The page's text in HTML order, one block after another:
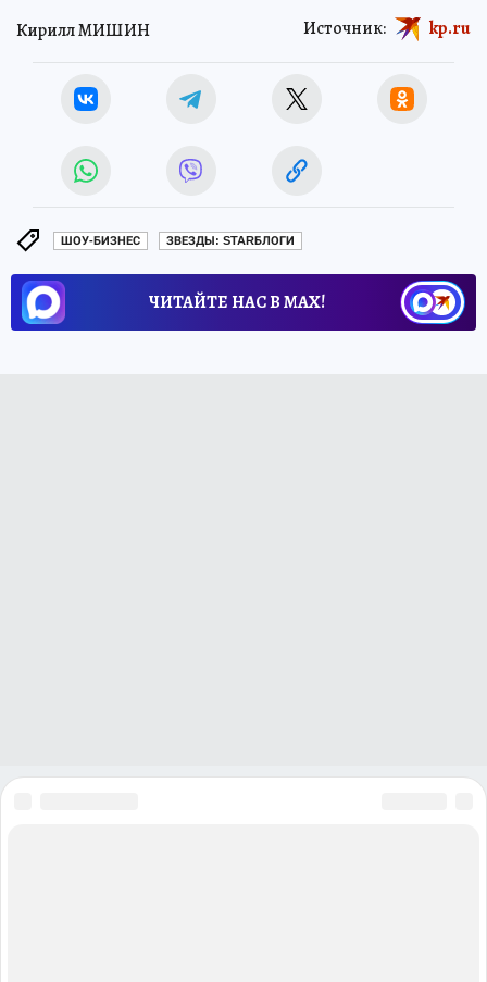
Кирилл МИШИН Источник: kp.ru
ШОУ-БИЗНЕС ЗВЕЗДЫ: STARБЛОГИ
ЧИТАЙТЕ НАС В МАХ!